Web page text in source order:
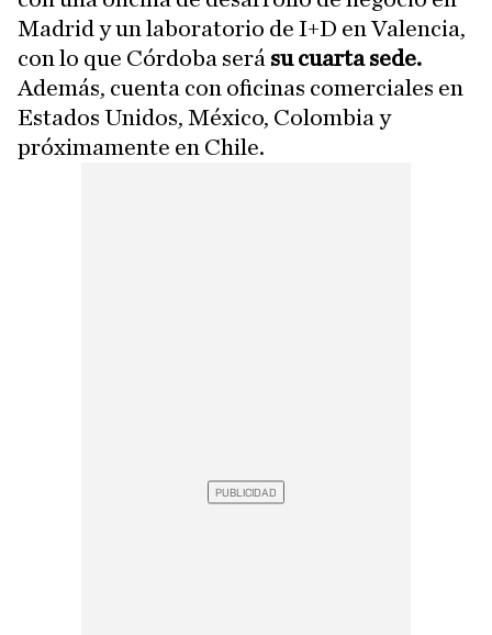
Madrid y un laboratorio de I+D en Valencia,
con lo que Córdoba será su cuarta sede.
Además, cuenta con oficinas comerciales en
Estados Unidos, México, Colombia y
próximamente en Chile.